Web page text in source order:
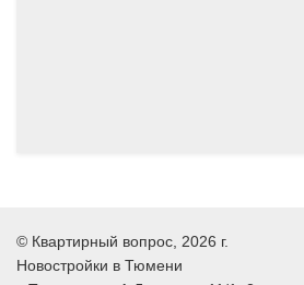
© Квартирный вопрос , 2026 г.
Новостройки в Тюмени